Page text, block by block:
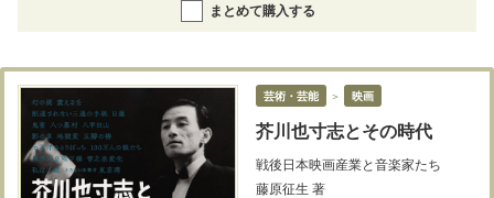
まとめて購入する
芸術・芸能 ＞ 映画
芥川也寸志とその時代
戦後日本映画産業と音楽家たち
藤原征生 著